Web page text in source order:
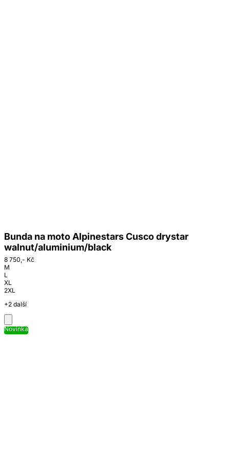
Bunda na moto Alpinestars Cusco drystar
walnut/aluminium/black
8 750,- Kč
M
L
XL
2XL
+2 další
Novinka